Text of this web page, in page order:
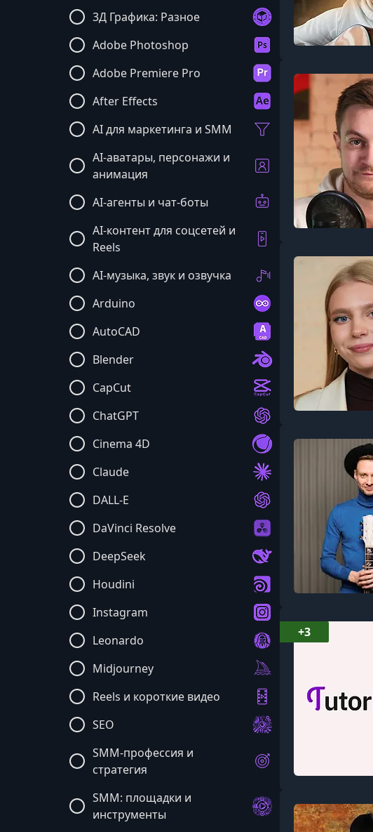
3Д Графика: Разное
Adobe Photoshop
Adobe Premiere Pro
After Effects
AI для маркетинга и SMM
AI-аватары, персонажи и
анимация
AI-агенты и чат-боты
AI-контент для соцсетей и
Reels
AI-музыка, звук и озвучка
Arduino
AutoCAD
Blender
CapCut
ChatGPT
Cinema 4D
Claude
DALL-E
DaVinci Resolve
DeepSeek
Houdini
Instagram
Leonardo
Midjourney
Reels и короткие видео
SEO
SMM-профессия и
стратегия
SMM: площадки и
инструменты
+3